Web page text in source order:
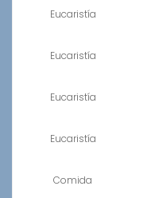
Eucaristía
Eucaristía
Eucaristía
Eucaristía
Comida